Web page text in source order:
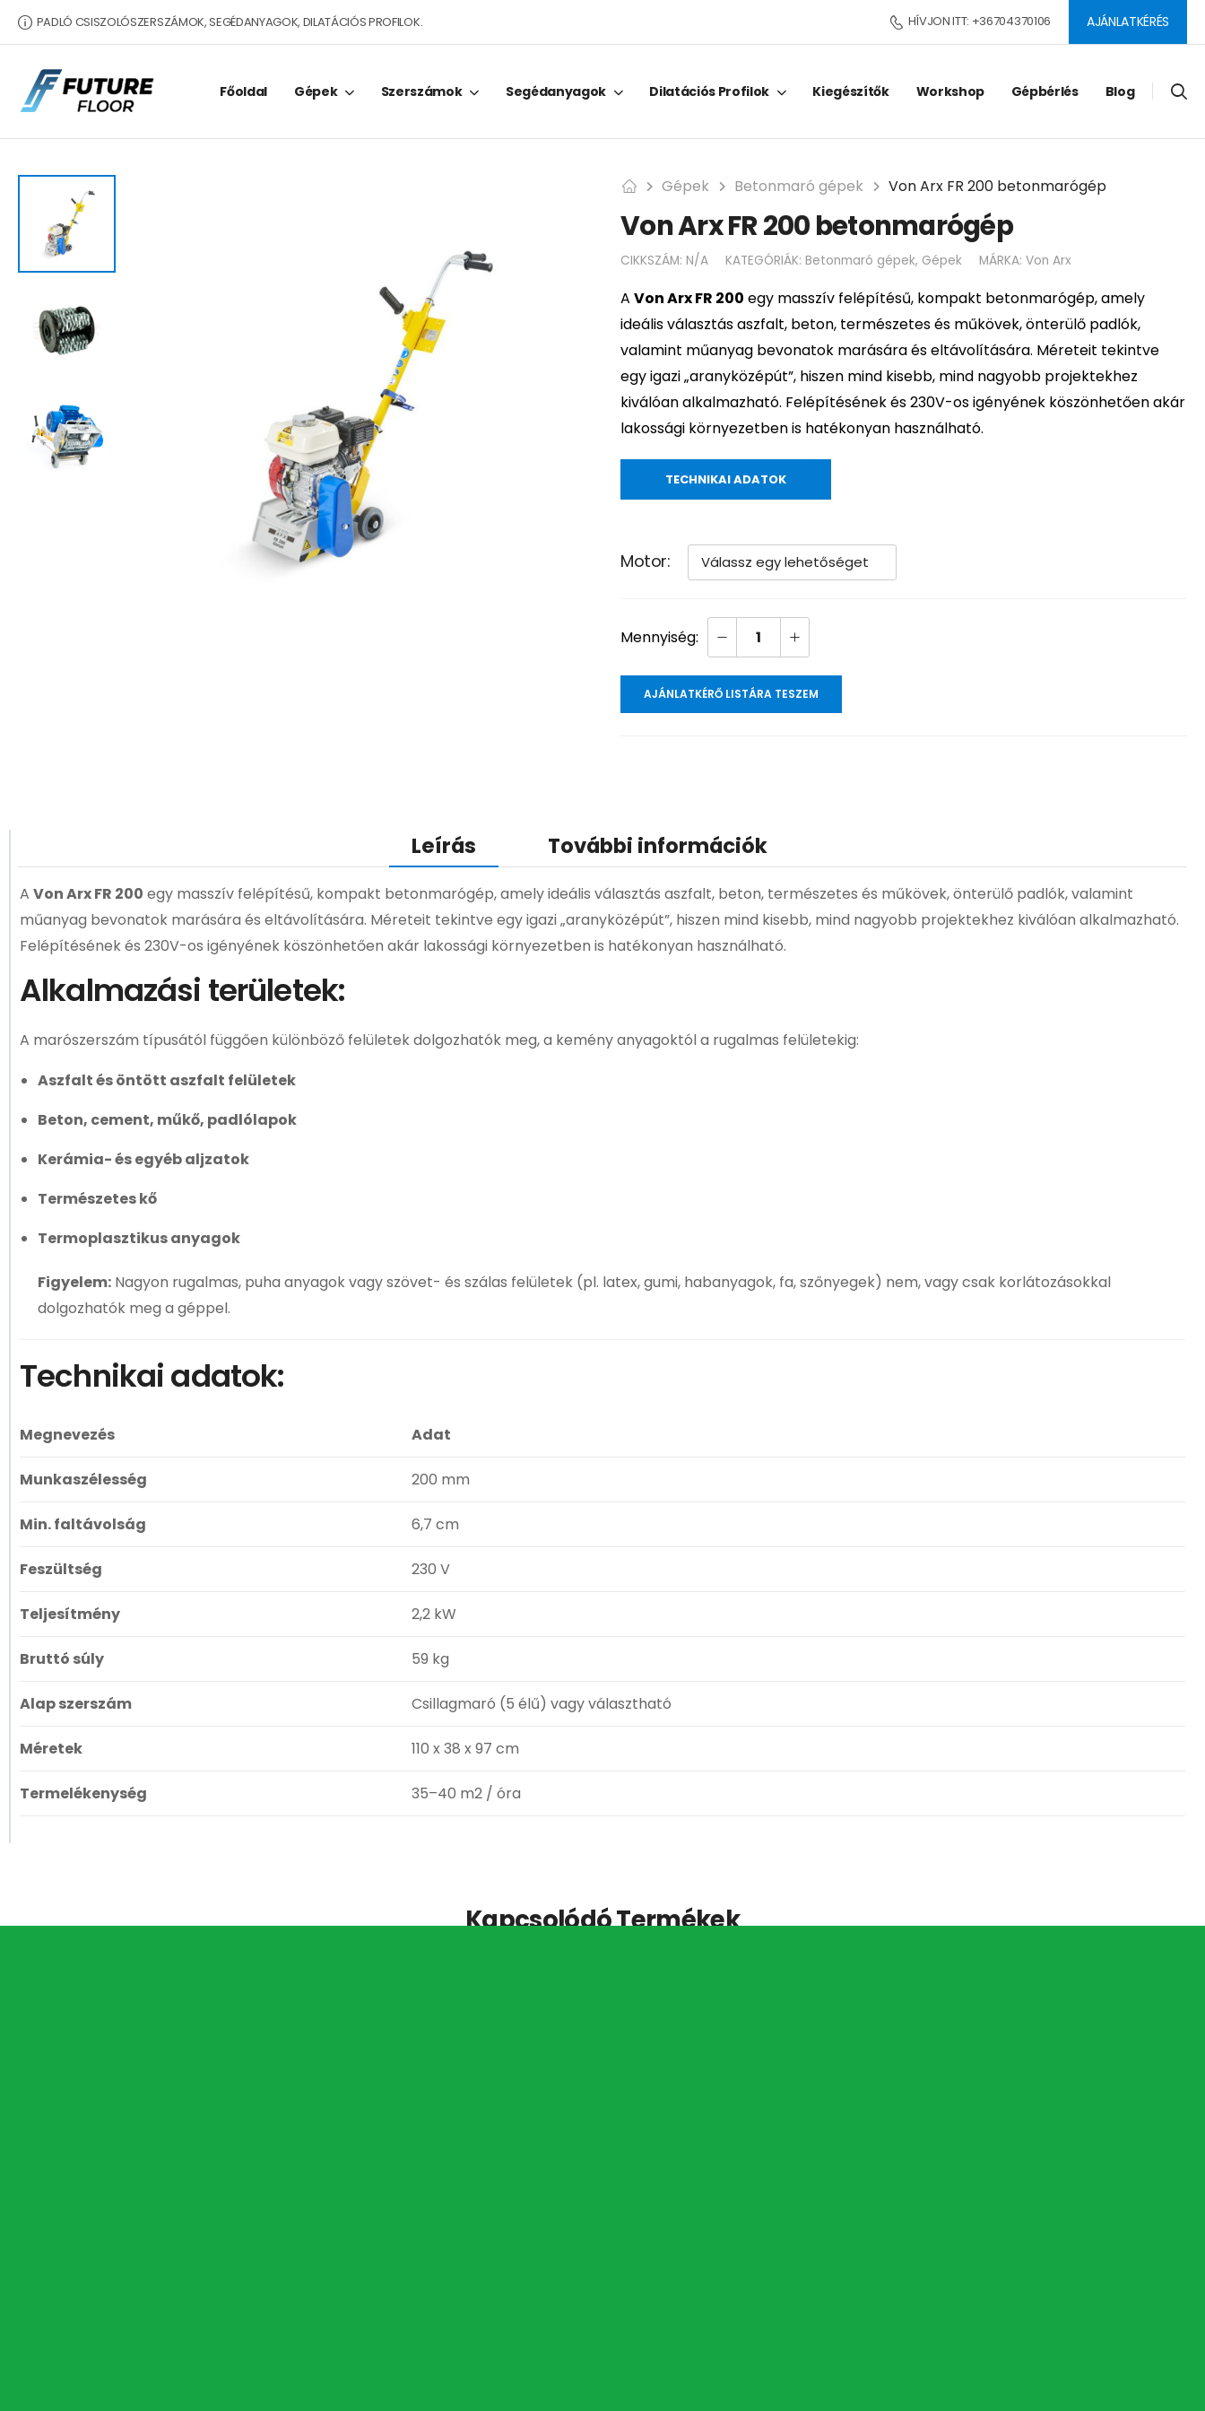
PADLÓ CSISZOLÓSZERSZÁMOK, SEGÉDANYAGOK, DILATÁCIÓS PROFILOK. HÍVJON ITT: +36704370106 AJÁNLATKÉRÉS
Főoldal Gépek Szerszámok Segédanyagok Dilatációs Profilok Kiegészítők Workshop Gépbérlés Blog
Gépek Betonmaró gépek Von Arx FR 200 betonmarógép
Von Arx FR 200 betonmarógép
CIKKSZÁM: N/A KATEGÓRIÁK: Betonmaró gépek, Gépek MÁRKA: Von Arx
A Von Arx FR 200 egy masszív felépítésű, kompakt betonmarógép, amely
ideális választás aszfalt, beton, természetes és műkövek, önterülő padlók,
valamint műanyag bevonatok marására és eltávolítására. Méreteit tekintve
egy igazi „aranyközépút”, hiszen mind kisebb, mind nagyobb projektekhez
kiválóan alkalmazható. Felépítésének és 230V-os igényének köszönhetően akár
lakossági környezetben is hatékonyan használható.
TECHNIKAI ADATOK
Motor
AJÁNLATKÉRŐ LISTÁRA TESZEM
Leírás További információk
A Von Arx FR 200 egy masszív felépítésű, kompakt betonmarógép, amely ideális választás aszfalt, beton, természetes és műkövek, önterülő padlók, valamint
műanyag bevonatok marására és eltávolítására. Méreteit tekintve egy igazi „aranyközépút”, hiszen mind kisebb, mind nagyobb projektekhez kiválóan alkalmazható.
Felépítésének és 230V-os igényének köszönhetően akár lakossági környezetben is hatékonyan használható.
Alkalmazási területek:
A marószerszám típusától függően különböző felületek dolgozhatók meg, a kemény anyagoktól a rugalmas felületekig:
Aszfalt és öntött aszfalt felületek
Beton, cement, műkő, padlólapok
Kerámia- és egyéb aljzatok
Természetes kő
Termoplasztikus anyagok
Figyelem: Nagyon rugalmas, puha anyagok vagy szövet- és szálas felületek (pl. latex, gumi, habanyagok, fa, szőnyegek) nem, vagy csak korlátozásokkal
dolgozhatók meg a géppel.
Technikai adatok:
Megnevezés Adat
Munkaszélesség 200 mm
Min. faltávolság 6,7 cm
Feszültség 230 V
Teljesítmény 2,2 kW
Bruttó súly 59 kg
Alap szerszám Csillagmaró (5 élű) vagy választható
Méretek 110 x 38 x 97 cm
Termelékenység 35–40 m2 / óra
Kapcsolódó Termékek